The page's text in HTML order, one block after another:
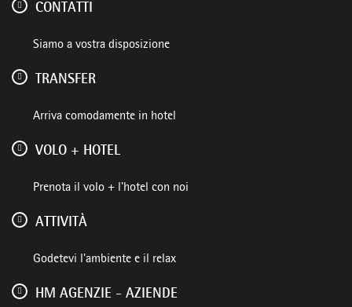
CONTATTI
Siamo a vostra disposizione
TRANSFER
Arriva comodamente in hotel
VOLO + HOTEL
Prenota il volo + l'hotel con noi
ATTIVITÀ
Godetevi l'ambiente e il relax
HM AGENZIE - AZIENDE